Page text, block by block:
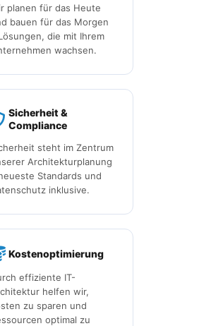
planen für das Heute
bauen für das Morgen
die mit Ihrem
wachsen.
Sicherheit &
Compliance
steht im Zentrum
Architekturplanung
Standards und
inklusive.
Kostenoptimierung
effiziente IT-
helfen wir,
zu sparen und
optimal zu